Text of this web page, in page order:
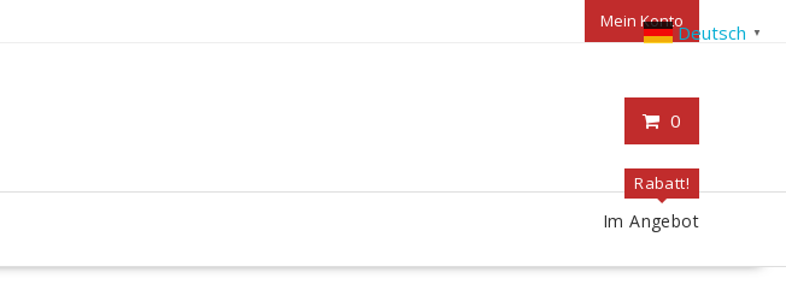
Mein Konto
0
Rabatt!
Im Angebot
Deutsch ▼